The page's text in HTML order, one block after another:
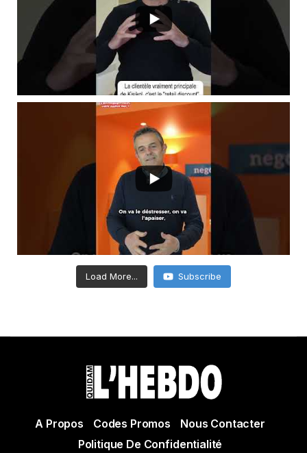
Load More... Subscribe
A Propos Codes Promos
Nous Contacter
Politique De Confidentialité